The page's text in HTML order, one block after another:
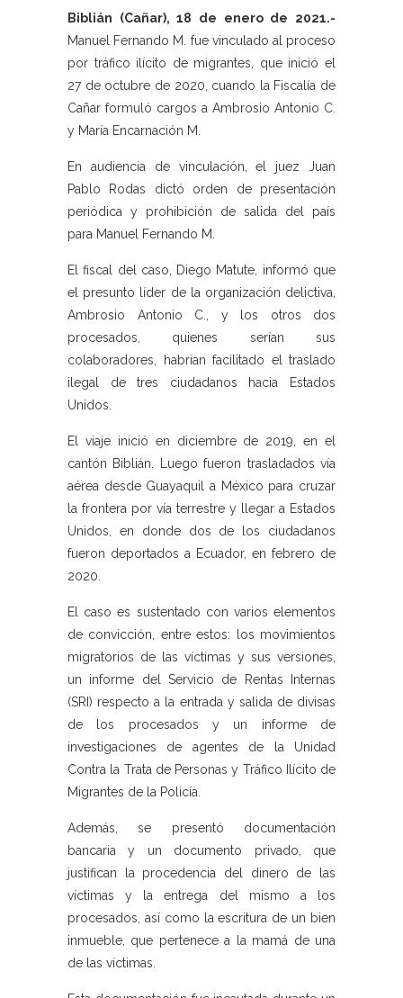
Biblián (Cañar), 18 de enero de 2021.-
Manuel Fernando M. fue vinculado al proceso
por tráfico ilícito de migrantes, que inició el
27 de octubre de 2020, cuando la Fiscalía de
Cañar formuló cargos a Ambrosio Antonio C.
y María Encarnación M.
En audiencia de vinculación, el juez Juan
Pablo Rodas dictó orden de presentación
periódica y prohibición de salida del país
para Manuel Fernando M.
El fiscal del caso, Diego Matute, informó que
el presunto líder de la organización delictiva,
Ambrosio Antonio C., y los otros dos
procesados, quienes serían sus
colaboradores, habrían facilitado el traslado
ilegal de tres ciudadanos hacia Estados
Unidos.
El viaje inició en diciembre de 2019, en el
cantón Biblián. Luego fueron trasladados vía
aérea desde Guayaquil a México para cruzar
la frontera por vía terrestre y llegar a Estados
Unidos, en donde dos de los ciudadanos
fueron deportados a Ecuador, en febrero de
2020.
El caso es sustentado con varios elementos
de convicción, entre estos: los movimientos
migratorios de las víctimas y sus versiones,
un informe del Servicio de Rentas Internas
(SRI) respecto a la entrada y salida de divisas
de los procesados y un informe de
investigaciones de agentes de la Unidad
Contra la Trata de Personas y Tráfico Ilícito de
Migrantes de la Policía.
Además, se presentó documentación
bancaria y un documento privado, que
justifican la procedencia del dinero de las
víctimas y la entrega del mismo a los
procesados, así como la escritura de un bien
inmueble, que pertenece a la mamá de una
de las víctimas.